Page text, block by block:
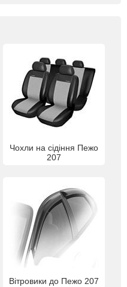
Чохли на сідіння Пежо
207
Вітровики до Пежо 207